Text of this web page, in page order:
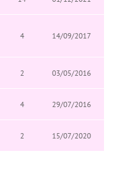
4 14/09/2017
2 03/05/2016
4 29/07/2016
2 15/07/2020